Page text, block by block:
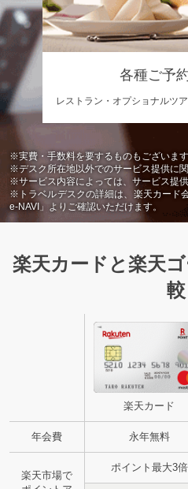
各種ご予
レストラン・オプショナルツ
※実費・手数料を要するものもございます
※デスク所在地以外でのサービス提供に
※サービス内容によっては、サービス提
※トラベルデスクの詳細は、楽天カード
e-NAVI」よりご確認いただけます。
楽天カードと楽天
較
楽天カード
年会費 永年無料
楽天市場で
ポイント最大3倍